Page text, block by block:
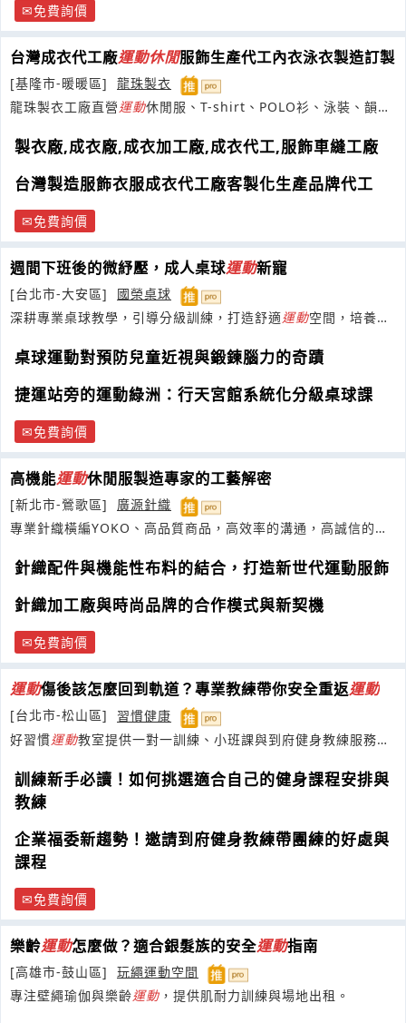
免費詢價
台灣成衣代工廠運動休閒服飾生產代工內衣泳衣製造訂製
[基隆市-暖暖區]
龍珠製衣
龍珠製衣工廠直營運動休閒服、T-shirt、POLO衫、泳裝、韻律
製衣廠,成衣廠,成衣加工廠,成衣代工,服飾車縫工廠
台灣製造服飾衣服成衣代工廠客製化生產品牌代工
免費詢價
週間下班後的微紓壓，成人桌球運動新寵
[台北市-大安區]
國榮桌球
深耕專業桌球教學，引導分級訓練，打造舒適運動空間，培養孩
桌球運動對預防兒童近視與鍛鍊腦力的奇蹟
捷運站旁的運動綠洲：行天宮館系統化分級桌球課
免費詢價
高機能運動休閒服製造專家的工藝解密
[新北市-鶯歌區]
廣源針織
專業針織橫編YOKO、高品質商品，高效率的溝通，高誠信的態
針織配件與機能性布料的結合，打造新世代運動服飾
針織加工廠與時尚品牌的合作模式與新契機
免費詢價
運動傷後該怎麼回到軌道？專業教練帶你安全重返運動
[台北市-松山區]
習慣健康
好習慣運動教室提供一對一訓練、小班課與到府健身教練服務，
訓練新手必讀！如何挑選適合自己的健身課程安排與
教練
企業福委新趨勢！邀請到府健身教練帶團練的好處與
課程
免費詢價
樂齡運動怎麼做？適合銀髮族的安全運動指南
[高雄市-鼓山區]
玩繩運動空間
專注壁繩瑜伽與樂齡運動 ，提供肌耐力訓練與場地出租。